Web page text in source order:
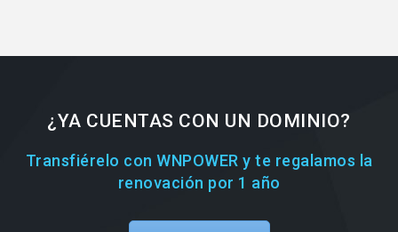
¿YA CUENTAS CON UN DOMINIO?
Transfiérelo con WNPOWER y te regalamos la
renovación por 1 año